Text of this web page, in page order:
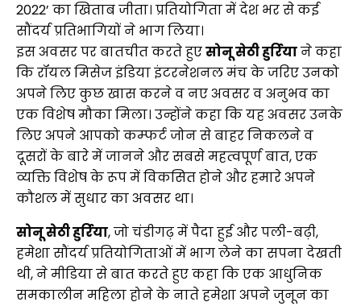
2022’ का खिताब जीता। प्रतियोगिता में देश भर से कई
सौंदर्य प्रतिभागियों ने भाग लिया।
इस अवसर पर बातचीत करते हुएसोनू सेठी हुर्रियाने कहा
कि रॉयल मिसेज इंडिया इंटरनेशनल मंच के जरिए उनको
अपने लिए कुछ खास करने व नए अवसर व अनुभव का
एक विशेष मौका मिला। उन्होंने कहा कि यह अवसर उनके
लिए अपने आपको कम्फर्ट जोन से बाहर निकलने व
दूसरों के बारे में जानने और सबसे महत्वपूर्ण बात, एक
व्यक्ति विशेष के रूप में विकसित होने और हमारे अपने
कौशल में सुधार का अवसर था।
सोनू सेठी हुर्रिया, जो चंडीगढ़ में पैदा हुई और पली-बढ़ी,
हमेशा सौंदर्य प्रतियोगिताओं में भाग लेने का सपना देखती
थी, ने मीडिया से बात करते हुए कहा कि एक आधुनिक
समकालीन महिला होने के नाते हमेशा अपने जुनून का